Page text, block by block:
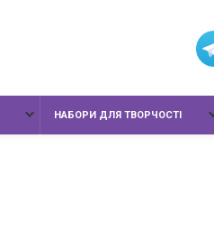
НАБОРИ ДЛЯ ТВОРЧОСТІ